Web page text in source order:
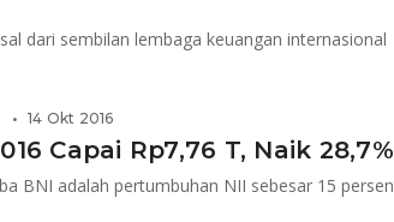
dari sembilan lembaga keuangan internasional
Capai Rp7,76 T, Naik 28,7%
• 14 Okt 2016